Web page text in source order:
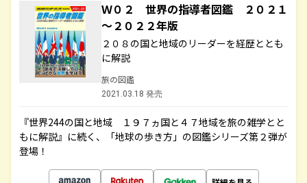
Ｗ０２ 世界の指導者図鑑 ２０２１
～２０２２年版
２０８の国と地域のリーダーを経歴ととも
に解説
旅の図鑑
2021.03.18 発売
『世界244の国と地域 １９７ヵ国と４７地域を旅の雑学とと
もに解説』に続く、「地球の歩き方」の図鑑シリーズ第２弾が
登場！